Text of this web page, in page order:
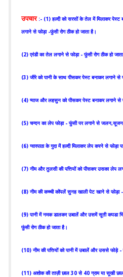
उपचार :- (1) हल्दी को सरसों के तेल में मिलाकर पेस्ट
लगाने से फोड़ा -फुंसी रोग ठीक हो जाता है।
(2) एरंडी का तेल लगाने से फोड़ा - फुंसी रोग ठीक हो
(3) जीरे को पानी के साथ पीसकर पेस्ट बनाकर लगाने से
(4) प्याज और लहसुन को पीसकर पेस्ट बनाकर लगाने से
(5) चन्दन का लेप फोड़ा - फुंसी पर लगाने से जलन,सूजन
(6) ग्वारपाठा के गुदा में हल्दी मिलाकर लेप करने से
(7) नीम और तुलसी की पत्तियों को पीसकर उसका लेप
(8) नीम की कच्ची कोंपलें सुनह खाली पेट खाने से फोड़ा -
(9) पानी में नमक डालकर उबालें और उसमें सूती कपडा
फुंसी रोग ठीक हो जाता है।
(10) नीम की पत्तियों को पानी में उबालें और उससे फोड़े
(11) अशोक की ताज़ी छाल 30 से 40 ग्राम या सूखी